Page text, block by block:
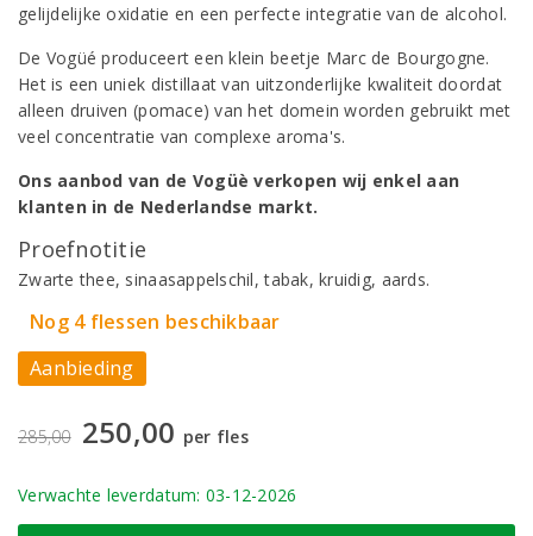
gelijdelijke oxidatie en een perfecte integratie van de alcohol.
De Vogüé produceert een klein beetje Marc de Bourgogne.
Het is een uniek distillaat van uitzonderlijke kwaliteit doordat
alleen druiven (pomace) van het domein worden gebruikt met
veel concentratie van complexe aroma's.
Ons aanbod van de Vogüè verkopen wij enkel aan
klanten in de Nederlandse markt.
Proefnotitie
Zwarte thee, sinaasappelschil, tabak, kruidig, aards.
Nog 4 flessen beschikbaar
Aanbieding
285,00 250,00 per fles
Verwachte leverdatum: 03-12-2026